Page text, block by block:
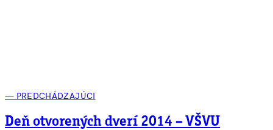
— PREDCHÁDZAJÚCI
Deň otvorených dverí 2014 – VŠVU